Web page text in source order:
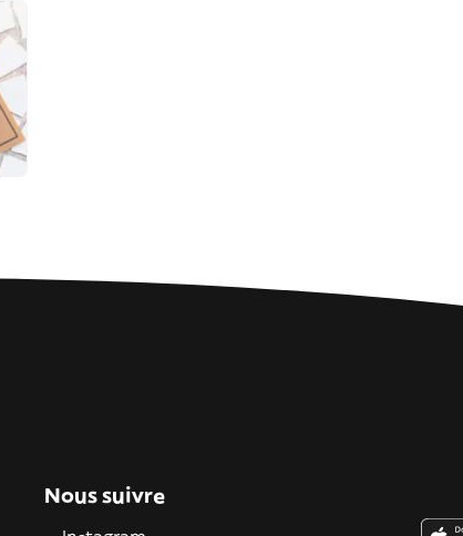
Nous suivre